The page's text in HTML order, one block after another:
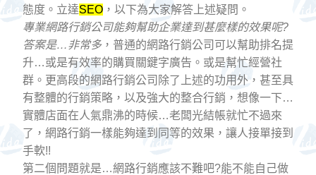
態度。立達SEO ，以下為大家解答上述疑問。
專業網路行銷公司能夠幫助企業達到甚麼樣的效果呢?
答案是…非常多 ，普通的網路行銷公司可以幫助排名提
升…或是有效率的購買關鍵字廣告。或是幫忙經營社
群。更高段的網路行銷公司除了上述的功用外，甚至具
有整體的行銷策略，以及強大的整合行銷，想像一下…
實體店面在人氣鼎沸的時候…老闆光結帳就忙不過來
了，網路行銷一樣能夠達到同等的效果，讓人接單接到
手軟!!
第二個問題就是…網路行銷應該不難吧?能不能自己做